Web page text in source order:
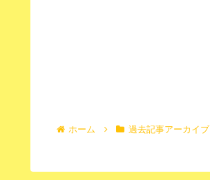
ホーム 過去記事アーカイブ